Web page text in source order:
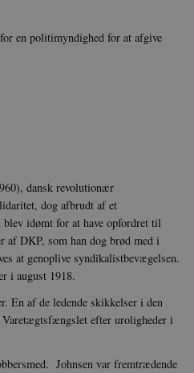
en politimyndighed for at afgive
dansk revolutionær
dog afbrudt af et
idømt for at have opfordret til
af DKP, som han dog brød med i
at genoplive syndikalistbevægelsen.
i august 1918.
En af de ledende skikkelser i den
efter uroligheder i
Johnsen var fremtrædende